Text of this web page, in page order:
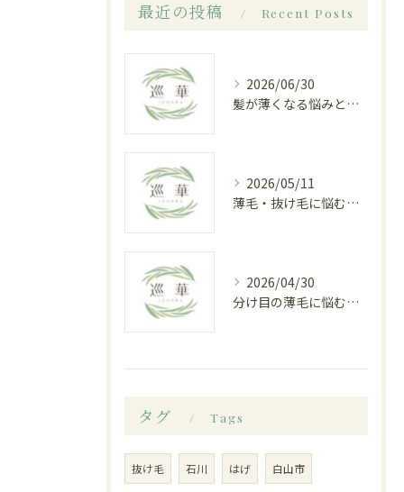
最近の投稿 Recent Posts
2026/06/30
髪が薄くなる悩みと白髪染めのジレンマ｜白山市八ツ矢町の育毛専門サロンで根本改善
2026/05/11
薄毛・抜け毛に悩むあなたへ 白山市八ツ矢町の育毛専門サロン「巡華」で叶える根本改善
2026/04/30
分け目の薄毛に悩む女性が白山市で見つけた根本改善への道
タグ Tags
抜け毛 石川 はげ 白山市